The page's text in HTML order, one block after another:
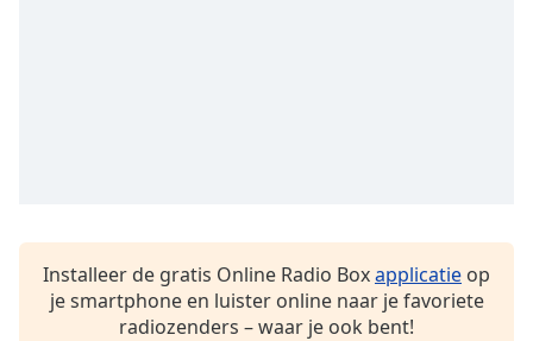
Font
FamilyInstalleer de gratis Online Radio Boxapplicatie op
je smartphone en luister online naar je favoriete
radiozenders – waar je ook bent!